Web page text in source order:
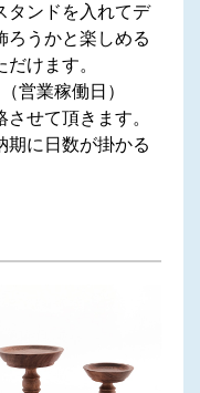
タンドを入れてデ
ろうかと楽しめる
けます。
営業稼働日）
せて頂きます。
期に日数が掛かる